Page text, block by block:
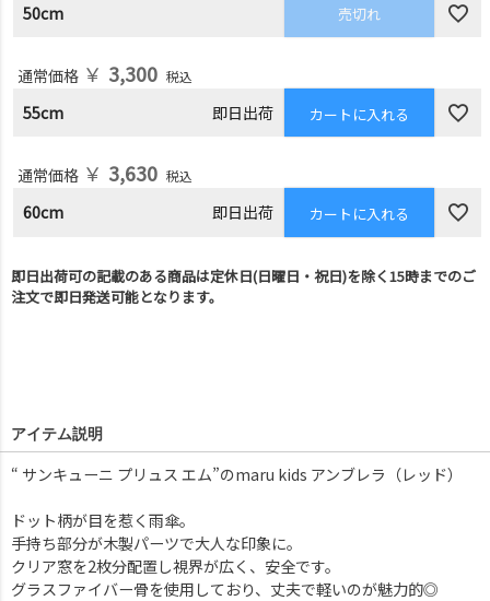
50cm 売切れ
通常価格 ￥ 3,300 税込
55cm 即日出荷 カートに入れる
通常価格 ￥ 3,630 税込
60cm 即日出荷 カートに入れる
即日出荷可の記載のある商品は定休日(日曜日・祝日)を除く15時までのご
注文で即日発送可能となります。
アイテム説明
“ サンキューニ プリュス エム”のmaru kids アンブレラ（レッド）
ドット柄が目を惹く雨傘。
手持ち部分が木製パーツで大人な印象に。
クリア窓を2枚分配置し視界が広く、安全です。
グラスファイバー骨を使用しており、丈夫で軽いのが魅力的◎